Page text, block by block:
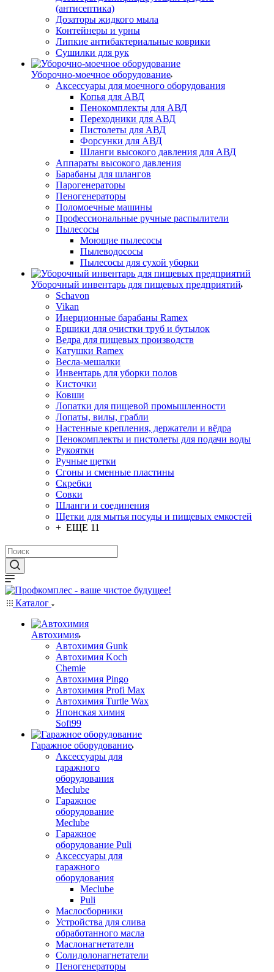
(антисептика)
Дозаторы жидкого мыла
Контейнеры и урны
Липкие антибактериальные коврики
Сушилки для рук
Уборочно-моечное оборудование
Аксессуары для моечного оборудования
Копья для АВД
Пенокомплекты для АВД
Переходники для АВД
Пистолеты для АВД
Форсунки для АВД
Шланги высокого давления для АВД
Аппараты высокого давления
Барабаны для шлангов
Парогенераторы
Пеногенераторы
Поломоечные машины
Профессиональные ручные распылители
Пылесосы
Моющие пылесосы
Пылеводососы
Пылесосы для сухой уборки
Уборочный инвентарь для пищевых предприятий
Schavon
Vikan
Инерционные барабаны Ramex
Ершики для очистки труб и бутылок
Ведра для пищевых производств
Катушки Ramex
Весла-мешалки
Инвентарь для уборки полов
Кисточки
Ковши
Лопатки для пищевой промышленности
Лопаты, вилы, грабли
Настенные крепления, держатели и вёдра
Пенокомплекты и пистолеты для подачи воды
Рукоятки
Ручные щетки
Сгоны и сменные пластины
Скребки
Совки
Шланги и соединения
Щетки для мытья посуды и пищевых емкостей
+ ЕЩЕ 11
Каталог
Автохимия
Автохимия Gunk
Автохимия Koch
Chemie
Автохимия Pingo
Автохимия Profi Max
Автохимия Turtle Wax
Японская химия
Soft99
Гаражное оборудование
Аксессуары для
гаражного
оборудования
Meclube
Гаражное
оборудование
Meclube
Гаражное
оборудование Puli
Аксессуары для
гаражного
оборудования
Meclube
Puli
Маслосборники
Устройства для слива
обработанного масла
Маслонагнетатели
Солидолонагнетатели
Пеногенераторы